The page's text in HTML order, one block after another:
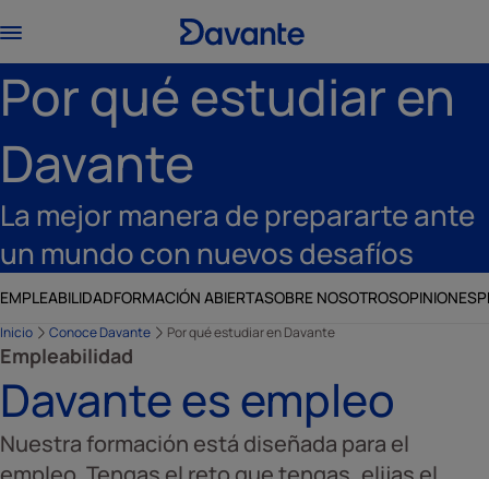
Por qué estudiar en
Davante
La mejor manera de prepararte ante
un mundo con nuevos desafíos
EMPLEABILIDADFORMACIÓN ABIERTASOBRE NOSOTROSOPINIONES
Inicio Conoce Davante Por qué estudiar en Davante
Empleabilidad
Davante es empleo
Nuestra formación está diseñada para el